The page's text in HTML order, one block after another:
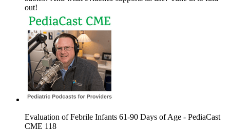
out!
Evaluation of Febrile Infants 61-90 Days of Age - PediaCast
CME 118